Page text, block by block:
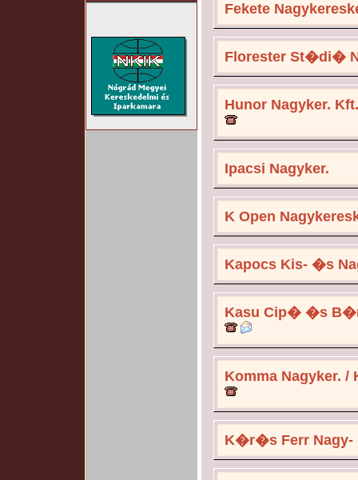
Fekete
Florester St�di�
Hunor Nagyker. Kft.
Ipacsi Nagyker.
K Open
Kapocs Kis- �s
Kasu Cip� �s
Komma Nagyker. /
K�r�s Ferr Nagy-